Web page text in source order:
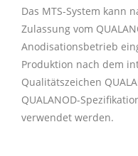
Das MTS-System kann
Zulassung vom
Anodisationsbetrieb
Produktion nach dem
Qualitätszeichen
QUALANOD-
verwendet werden.